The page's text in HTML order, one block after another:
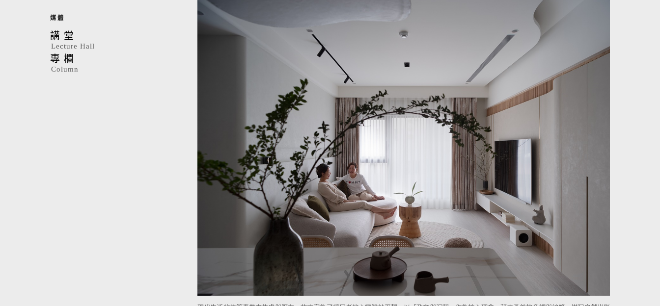
媒體
講堂
Lecture Hall
專欄
Column